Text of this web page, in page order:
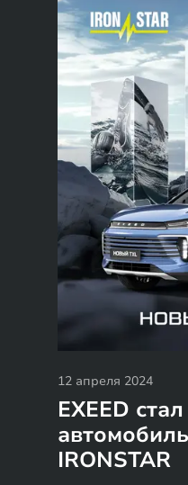
12 апреля 2024
EXEED
IRONSTAR